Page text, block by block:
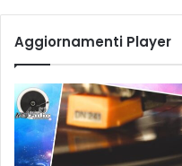
Aggiornamenti Player